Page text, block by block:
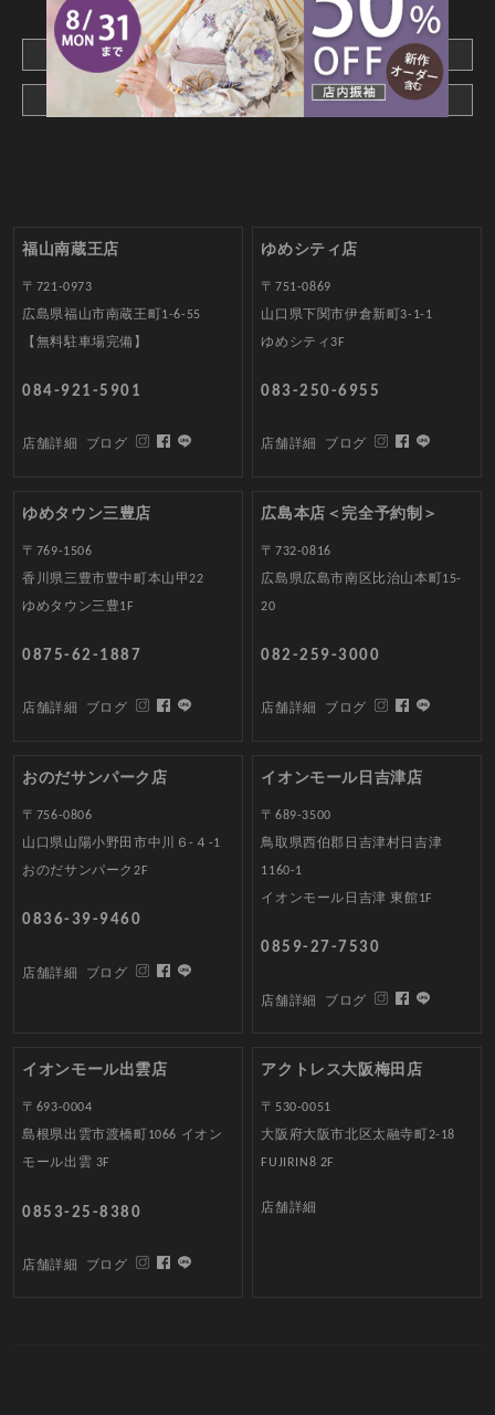
webでご予約はこちら
メールでお問合わせ
福山南蔵王店
〒721-0973
広島県福山市南蔵王町1-6-55
【無料駐車場完備】
084-921-5901
店舗詳細 ブログ
ゆめシティ店
〒751-0869
山口県下関市伊倉新町3-1-1
ゆめシティ3F
083-250-6955
店舗詳細 ブログ
ゆめタウン三豊店
〒769-1506
香川県三豊市豊中町本山甲22
ゆめタウン三豊1F
0875-62-1887
店舗詳細 ブログ
広島本店＜完全予約制＞
〒732-0816
広島県広島市南区比治山本町15-
20
082-259-3000
店舗詳細 ブログ
おのだサンパーク店
〒756-0806
山口県山陽小野田市中川６-４-1
おのだサンパーク2F
0836-39-9460
店舗詳細 ブログ
イオンモール日吉津店
〒689-3500
鳥取県西伯郡日吉津村日吉津
1160-1
イオンモール日吉津 東館1F
0859-27-7530
店舗詳細 ブログ
イオンモール出雲店
〒693-0004
島根県出雲市渡橋町1066 イオン
モール出雲 3F
0853-25-8380
店舗詳細 ブログ
アクトレス大阪梅田店
〒530-0051
大阪府大阪市北区太融寺町2-18
FUJIRIN8 2F
店舗詳細